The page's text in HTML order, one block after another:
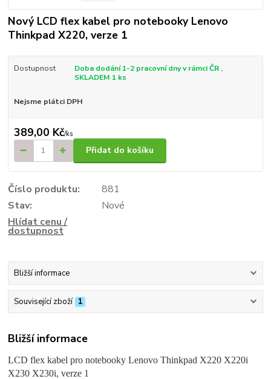
Nový LCD flex kabel pro notebooky Lenovo
Thinkpad X220, verze 1
Dostupnost
Doba dodání 1-2 pracovní dny v rámci ČR ,
SKLADEM 1 ks
Nejsme plátci DPH
389,00 Kč/ks
Přidat do košíku
Číslo produktu:
881
Stav:
Nové
Hlídat cenu /
dostupnost
Bližší informace
Související zboží 1
Bližší informace
LCD flex kabel pro notebooky Lenovo Thinkpad X220 X220i
X230 X230i, verze 1